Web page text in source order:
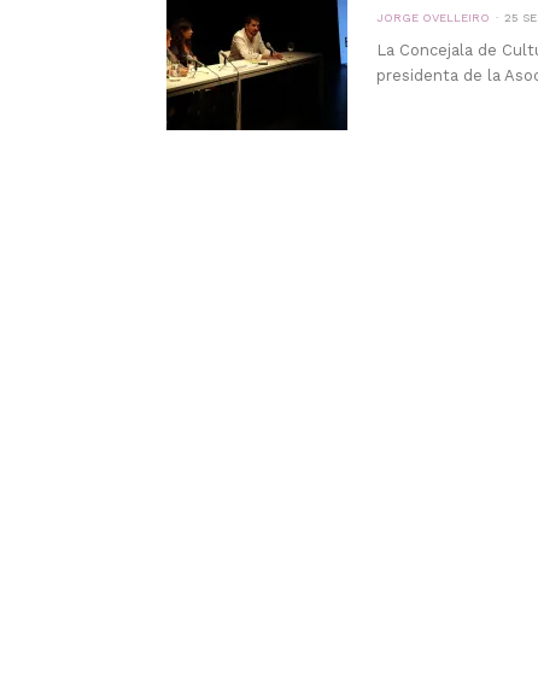
JORGE OVELLEIRO 25
La Concejala de
presidenta de la